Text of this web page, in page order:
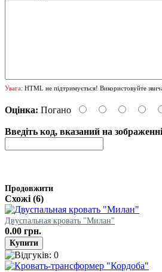
Увага: HTML не підтримується! Використовуйте
Оцінка: Погано
Введіть код, вказаний на
Продовжити
Схожі (6)
Двуспальная кровать "Милан"
0.00 грн.